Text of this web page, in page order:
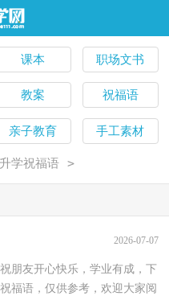
课本 职场文书
教案 祝福语
亲子教育 手工素材
升学祝福语 >
2026-07-07
朋友开心快乐，学业有成，下
福语，仅供参考，欢迎大家阅